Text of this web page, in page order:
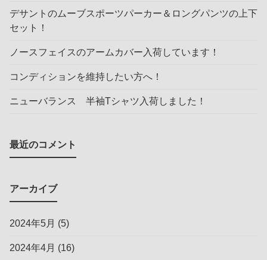
デサントのムーブスポーツパーカー＆ロングパンツの上下
セット！
ノースフェイスのアームカバー入荷しています！
コンディションを維持したい方へ！
ニューバランス 半袖Tシャツ入荷しました！
最近のコメント
アーカイブ
2024年5月 (5)
2024年4月 (16)